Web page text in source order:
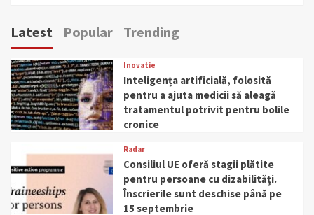
Latest Popular Trending
Inovatie
Inteligența artificială, folosită
pentru a ajuta medicii să aleagă
tratamentul potrivit pentru bolile
cronice
Radar
Consiliul UE oferă stagii plătite
pentru persoane cu dizabilități.
Înscrierile sunt deschise până pe
15 septembrie